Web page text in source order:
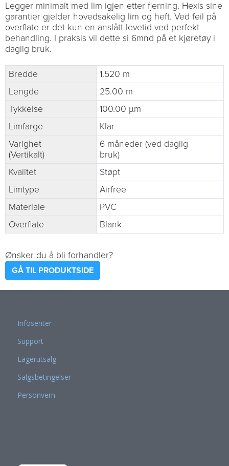
Legger minimalt med lim igjen etter fjerning. Hexis sine
garantier gjelder hovedsakelig lim og heft. Ved feil på
overflate er det kun en anslått levetid ved perfekt
behandling. I praksis vil dette si 6mnd på et kjøretøy i
daglig bruk.
Bredde
1.520 m
Lengde
25.00 m
Tykkelse
100.00 µm
Limfarge
Klar
Varighet
(Vertikalt)
6 måneder (ved daglig
bruk)
Kvalitet
Støpt
Limtype
Airfree
Materiale
PVC
Overflate
Blank
Ønsker du å bli forhandler?
GÅ TIL PRODUKTSIDE
Infosenter
Support
Lagerutsalg
Salgsbetingelser
Personvern